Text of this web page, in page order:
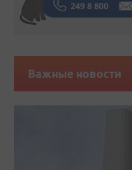
Важные новости